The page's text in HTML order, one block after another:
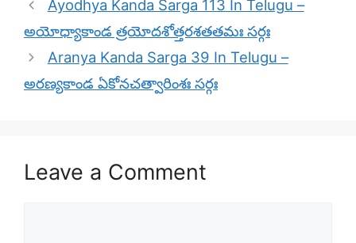
Ayodhya Kanda Sarga 113 In Telugu –
అయోధ్యాకాండ త్రయోదశోత్తరశతతమః సర్గః
Aranya Kanda Sarga 39 In Telugu –
అరణ్యకాండ ఏకోనచత్వారింశః సర్గః
Leave a Comment